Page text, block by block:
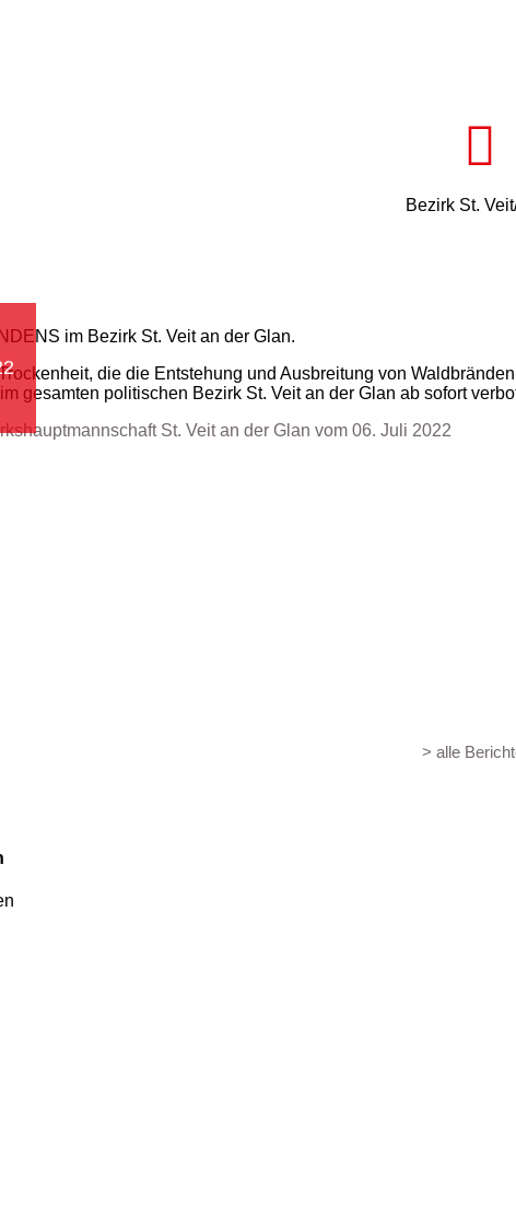
Bezirk St.
im Bezirk St. Veit an der Glan.
die die Entstehung und Ausbreitung von
gesamten politischen Bezirk St. Veit an der Glan ab sofort
St. Veit an der Glan vom 06. Juli 2022
> alle